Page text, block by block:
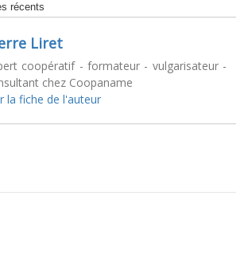
récents
Liret
coopératif - formateur - vulgarisateur -
chez Coopaname
la fiche de l'auteur